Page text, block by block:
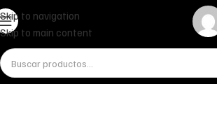
Skip to navigation
Skip to main content
InicioMiscelánea - otrosOtrosFILTRO DE AIRE